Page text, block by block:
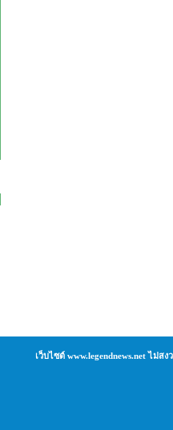
เว็บไซต์ www.legendnews.net ไม่